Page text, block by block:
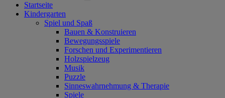
Startseite
Kindergarten
Spiel und Spaß
Bauen & Konstruieren
Bewegungsspiele
Forschen und Experimentieren
Holzspielzeug
Musik
Puzzle
Sinneswahrnehmung & Therapie
Spiele